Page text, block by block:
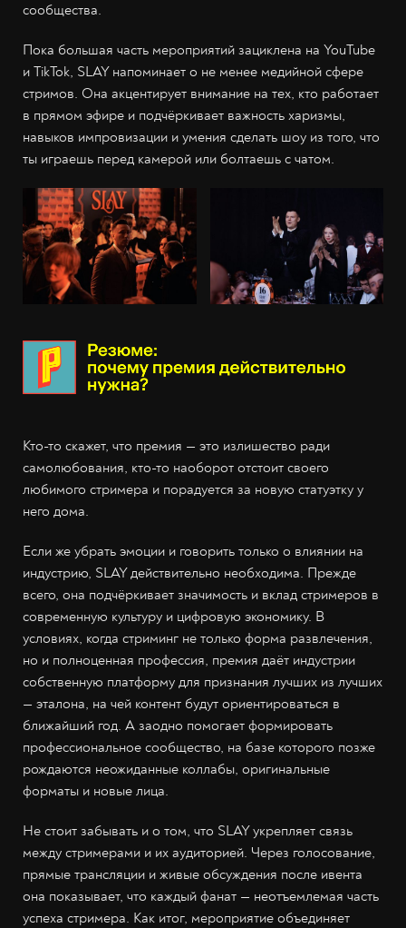
сообщества.
Пока большая часть мероприятий зациклена на YouTube
и TikTok, SLAY напоминает о не менее медийной сфере
стримов. Она акцентирует внимание на тех, кто работает
в прямом эфире и подчёркивает важность харизмы,
навыков импровизации и умения сделать шоу из того, что
ты играешь перед камерой или болтаешь с чатом.
Кто-то скажет, что премия — это излишество ради
самолюбования, кто-то наоборот отстоит своего
любимого стримера и порадуется за новую статуэтку у
него дома.
Если же убрать эмоции и говорить только о влиянии на
индустрию, SLAY действительно необходима. Прежде
всего, она подчёркивает значимость и вклад стримеров в
современную культуру и цифровую экономику. В
условиях, когда стриминг не только форма развлечения,
но и полноценная профессия, премия даёт индустрии
собственную платформу для признания лучших из лучших
— эталона, на чей контент будут ориентироваться в
ближайший год. А заодно помогает формировать
профессиональное сообщество, на базе которого позже
рождаются неожиданные коллабы, оригинальные
форматы и новые лица.
Не стоит забывать и о том, что SLAY укрепляет связь
между стримерами и их аудиторией. Через голосование,
прямые трансляции и живые обсуждения после ивента
она показывает, что каждый фанат — неотъемлемая часть
успеха стримера. Как итог, мероприятие объединяет